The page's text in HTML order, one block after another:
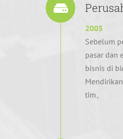
2005
Sebelum
pasar dan
bisnis di
tim。